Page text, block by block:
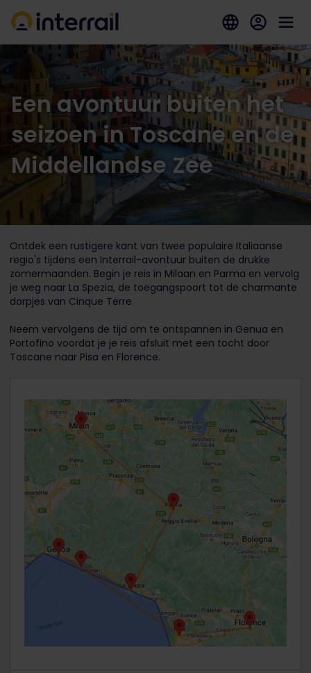
Een avontuur buiten het
seizoen in Toscane en de
Middellandse Zee
Ontdek een rustigere kant van twee populaire Italiaanse
regio's tijdens een Interrail-avontuur buiten de drukke
zomermaanden. Begin je reis in Milaan en Parma en vervolg
je weg naar La Spezia, de toegangspoort tot de charmante
dorpjes van Cinque Terre.
Neem vervolgens de tijd om te ontspannen in Genua en
Portofino voordat je je reis afsluit met een tocht door
Toscane naar Pisa en Florence.